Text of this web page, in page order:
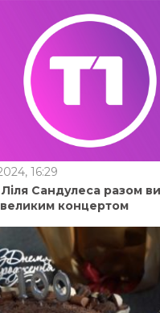
16:29
Ліля Сандулеса разом
великим концертом